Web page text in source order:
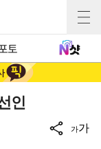
토
인
가가